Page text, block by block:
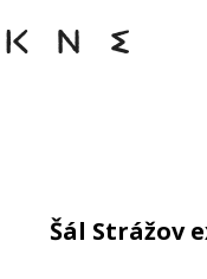
Šál Strážov